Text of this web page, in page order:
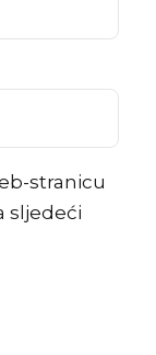
stranicu
sljedeći